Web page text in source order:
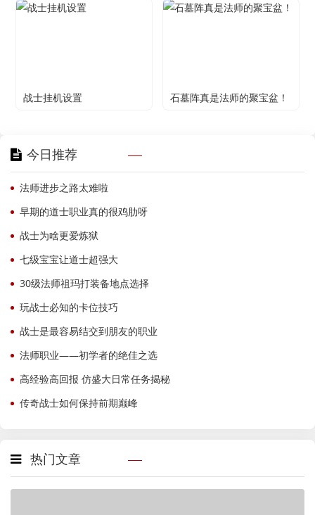
战士挂机设置 石墓阵真是法师的聚宝盆！
今日推荐
法师进步之路太难啦
早期的道士职业真的很鸡肋呀
战士为啥更爱炼狱
七级宝宝让道士超强大
30级法师祖玛打装备地点选择
玩战士必知的卡位技巧
战士是最容易结交到朋友的职业
法师职业——初学者的绝佳之选
高经验高回报 仿盛大日常任务揭秘
传奇战士如何保持前期巅峰
热门文章